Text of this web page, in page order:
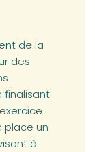
de la
des
finalisant
place un
à